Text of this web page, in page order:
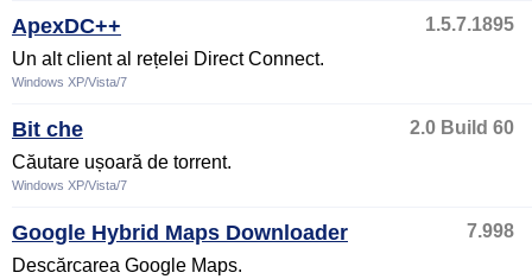
ApexDC++
1.5.7.1895
Un alt client al rețelei Direct Connect.
Windows XP/Vista/7
Bit che
2.0 Build 60
Căutare ușoară de torrent.
Windows XP/Vista/7
Google Hybrid Maps Downloader
7.998
Descărcarea Google Maps.